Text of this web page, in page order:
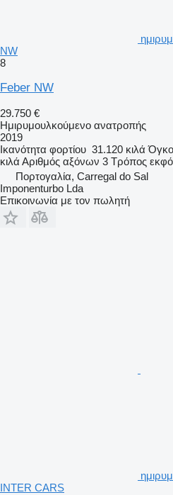
NW
8
Feber NW
29.750 €
Ημιρυμουλκούμενο ανατροπής
2019
Ικανότητα φορτίου 31.120 κιλά
κιλά Αριθμός αξόνων 3 Τρόπος
Πορτογαλία, Carregal do Sal
Imponenturbo Lda
Επικοινωνία με τον πωλητή
INTER CARS